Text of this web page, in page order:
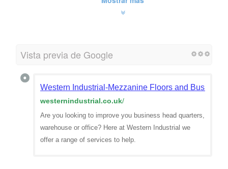
Vista previa de Google
Western Industrial-Mezzanine Floors and Business
westernindustrial.co.uk/
Are you looking to improve you business head quarters,
warehouse or office? Here at Western Industrial we
offer a range of services to help.